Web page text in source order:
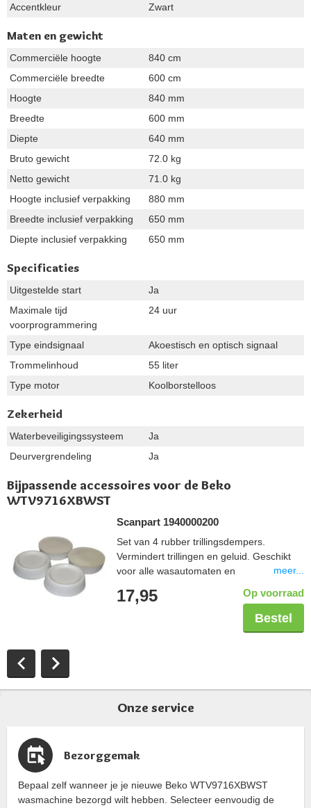
Accentkleur
Zwart
Maten en gewicht
Commerciële hoogte
840 cm
Commerciële breedte
600 cm
Hoogte
840 mm
Breedte
600 mm
Diepte
640 mm
Bruto gewicht
72.0 kg
Netto gewicht
71.0 kg
Hoogte inclusief verpakking
880 mm
Breedte inclusief verpakking
650 mm
Diepte inclusief verpakking
650 mm
Specificaties
Uitgestelde start
Ja
Maximale tijd
voorprogrammering
24 uur
Type eindsignaal
Akoestisch en optisch signaal
Trommelinhoud
55 liter
Type motor
Koolborstelloos
Zekerheid
Waterbeveiligingssysteem
Ja
Deurvergrendeling
Ja
Bijpassende accessoires voor de Beko
WTV9716XBWST
Scanpart 1940000200
Set van 4 rubber trillingsdempers.
Vermindert trillingen en geluid. Geschikt
voor alle wasautomaten en
onder de voetjes van een huishoudelijk
meer...
17,95 Op voorraad
Bestel
Onze service
Bezorggemak
Bepaal zelf wanneer je je nieuwe Beko WTV9716XBWST
wasmachine bezorgd wilt hebben. Selecteer eenvoudig de